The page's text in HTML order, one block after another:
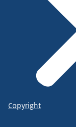
Copyright